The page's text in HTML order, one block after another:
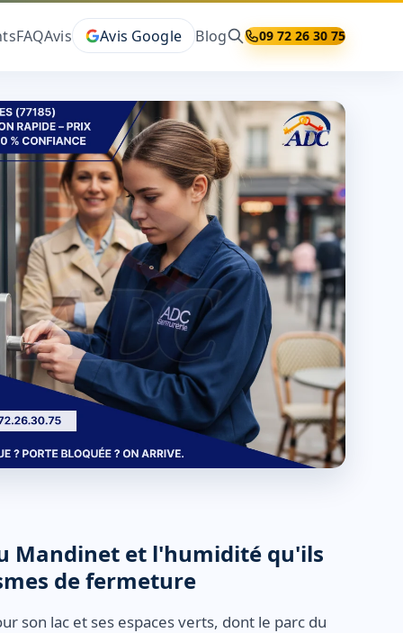
FAQAvis Avis Google Blog 09 72 26 30 75
Mandinet et l'humidité qu'ils
de fermeture
son lac et ses espaces verts, dont le parc du